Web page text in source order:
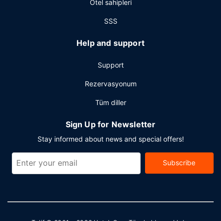
Otel sahipleri
SSS
Help and support
Support
Rezervasyonum
Tüm diller
Sign Up for Newsletter
Stay informed about news and special offers!
Subscribe